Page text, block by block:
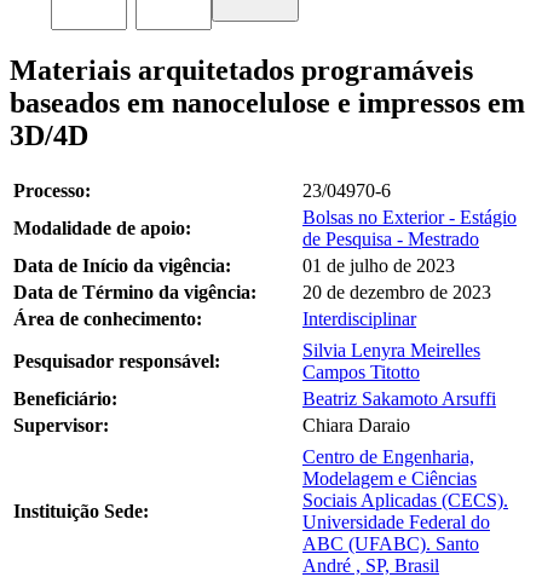
Materiais arquitetados programáveis
baseados em nanocelulose e impressos em
3D/4D
Processo:
23/04970-6
Modalidade de apoio:
Bolsas no Exterior - Estágio
de Pesquisa - Mestrado
Data de Início da vigência:
01 de julho de 2023
Data de Término da vigência:
20 de dezembro de 2023
Área de conhecimento:
Interdisciplinar
Pesquisador responsável:
Silvia Lenyra Meirelles
Campos Titotto
Beneficiário:
Beatriz Sakamoto Arsuffi
Supervisor:
Chiara Daraio
Instituição Sede:
Centro de Engenharia,
Modelagem e Ciências
Sociais Aplicadas (CECS).
Universidade Federal do
ABC (UFABC). Santo
André , SP, Brasil